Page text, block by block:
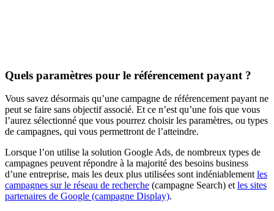
Quels paramètres pour le référencement payant ?
Vous savez désormais qu’une campagne de référencement payant ne
peut se faire sans objectif associé. Et ce n’est qu’une fois que vous
l’aurez sélectionné que vous pourrez choisir les paramètres, ou types
de campagnes, qui vous permettront de l’atteindre.
Lorsque l’on utilise la solution Google Ads, de nombreux types de
campagnes peuvent répondre à la majorité des besoins business
d’une entreprise, mais les deux plus utilisées sont indéniablement les
campagnes sur le réseau de recherche (campagne Search) et les sites
partenaires de Google (campagne Display).